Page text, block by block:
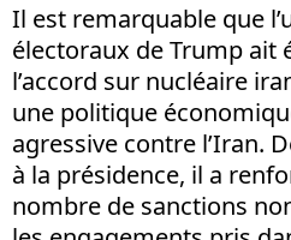
Il est remarquable que
électoraux de Trump ait
l’accord sur nucléaire
une politique
agressive contre l’Iran.
à la présidence, il a
nombre de sanctions